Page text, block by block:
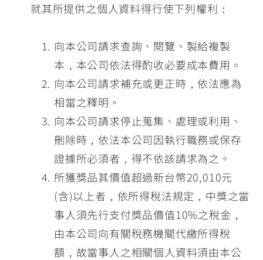
就其所提供之個人資料得行使下列權利：
向本公司請求查詢、閱覽、製給複製
本，本公司依法得酌收必要成本費用。
向本公司請求補充或更正時，依法應為
相當之釋明。
向本公司請求停止蒐集、處理或利用、
刪除時，依法本公司因執行職務或保存
證據所必須者，得不依該請求為之。
所獲獎品其價值超過新台幣20,010元
(含)以上者，依所得稅法規定，中獎之當
事人須先行支付獎品價值10%之稅金，
由本公司向有關稅務機關代繳所得稅
額，故當事人之相關個人資料須由本公